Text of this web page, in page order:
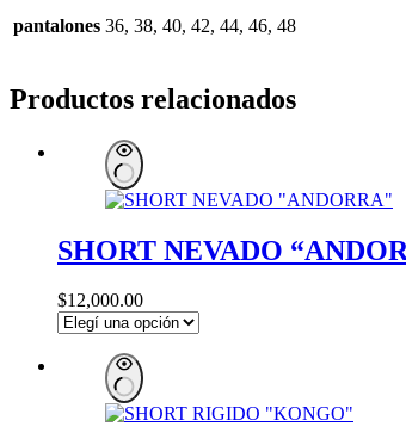
pantalones 36, 38, 40, 42, 44, 46, 48
Productos relacionados
SHORT NEVADO
$12,000.00